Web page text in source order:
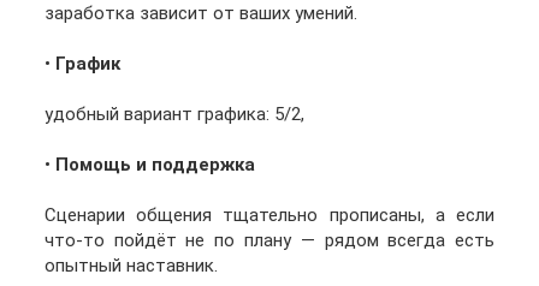
заработка зависит от ваших умений.
• График
удобный вариант графика: 5/2,
• Помощь и поддержка
Сценарии общения тщательно прописаны, а если
что-то пойдёт не по плану — рядом всегда есть
опытный наставник.